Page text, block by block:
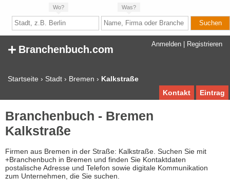
Wo? Was?
Anmelden Registrieren
+ Branchenbuch.com
Startseite › Stadt › Bremen › Kalkstraße
Eintrag
Kontakt
Branchenbuch - Bremen
Kalkstraße
Firmen aus Bremen in der Straße: Kalkstraße. Suchen Sie mit
+Branchenbuch in Bremen und finden Sie Kontaktdaten
postalische Adresse und Telefon sowie digitale Kommunikation
zum Unternehmen, die Sie suchen.